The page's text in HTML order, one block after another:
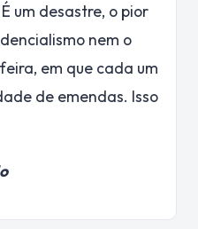
um desastre, o pior
nem o
em que cada um
de emendas. Isso